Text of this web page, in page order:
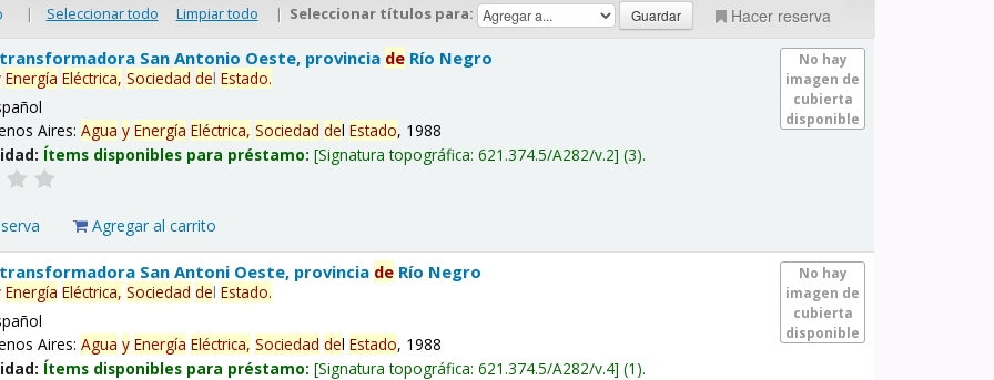
| Seleccionar todo Limpiar todo | Seleccionar títulos para: Hacer reserva
No hay
imagen de
cubierta
disponible
San Antonio Oeste, provincia de Río Negro
Energía Eléctrica, Sociedad delEstado.
Aires:Agua y Energía Eléctrica, Sociedad delEstado, 1988
Ítems disponibles para préstamo: Signatura topográfica:621.374.5/A282/v.2 (3).
Agregar al carrito
No hay
imagen de
cubierta
disponible
San Antoni Oeste, provincia de Río Negro
Energía Eléctrica, Sociedad delEstado.
Aires:Agua y Energía Eléctrica, Sociedad delEstado, 1988
Ítems disponibles para préstamo: Signatura topográfica:621.374.5/A282/v.4 (1).